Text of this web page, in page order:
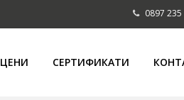
0897 235
ЦЕНИ СЕРТИФИКАТИ